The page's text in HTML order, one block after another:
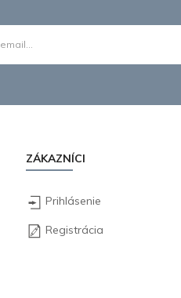
ZÁKAZNÍCI
Prihlásenie
Registrácia